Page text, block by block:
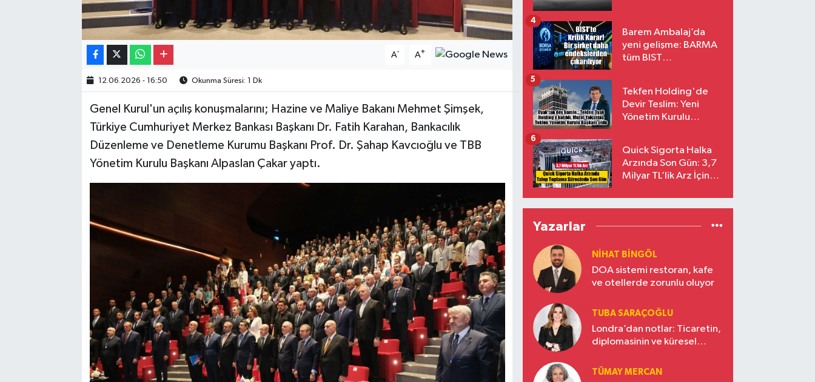
A- A+
12.06.2026 - 16:50 Okunma Süresi: 1 Dk
Genel Kurul'un açılış konuşmalarını; Hazine ve Maliye Bakanı Mehmet Şimşek,
Türkiye Cumhuriyet Merkez Bankası Başkanı Dr. Fatih Karahan, Bankacılık
Düzenleme ve Denetleme Kurumu Başkanı Prof. Dr. Şahap Kavcıoğlu ve TBB
Yönetim Kurulu Başkanı Alpaslan Çakar yaptı.
Barem Ambalaj’da
yeni gelişme: BARMA
tüm BIST
4
Tekfen Holding'de
Devir Teslim: Yeni
Yönetim Kurulu
5
Quick Sigorta Halka
Arzında Son Gün: 3,7
Milyar TL’lik Arz İçin
Eriyor
6
Yazarlar
NIHAT BINGÖL
DOA sistemi restoran, kafe
ve otellerde zorunlu oluyor
TUBA SARAÇOĞLU
Londra’dan notlar: Ticaretin,
diplomasinin ve küresel
Türkiye’nin yükselen gücü
TÜMAY MERCAN